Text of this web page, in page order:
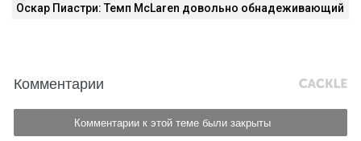
Оскар Пиастри: Темп McLaren довольно обнадеживающий
Комментарии
Комментарии к этой теме были закрыты